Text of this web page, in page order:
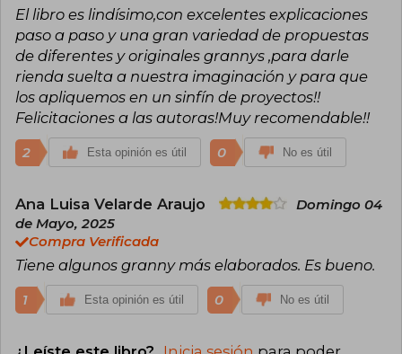
El libro es lindísimo,con excelentes explicaciones
paso a paso y una gran variedad de propuestas
de diferentes y originales grannys ,para darle
rienda suelta a nuestra imaginación y para que
los apliquemos en un sinfín de proyectos!!
Felicitaciones a las autoras!Muy recomendable!!
2 Esta opinión es útil 0 No es útil
Ana Luisa Velarde Araujo
Domingo 04
de Mayo, 2025
Compra Verificada
Tiene algunos granny más elaborados. Es bueno.
1 Esta opinión es útil 0 No es útil